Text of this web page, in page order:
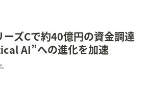
ーズCで約40億円の資金調達